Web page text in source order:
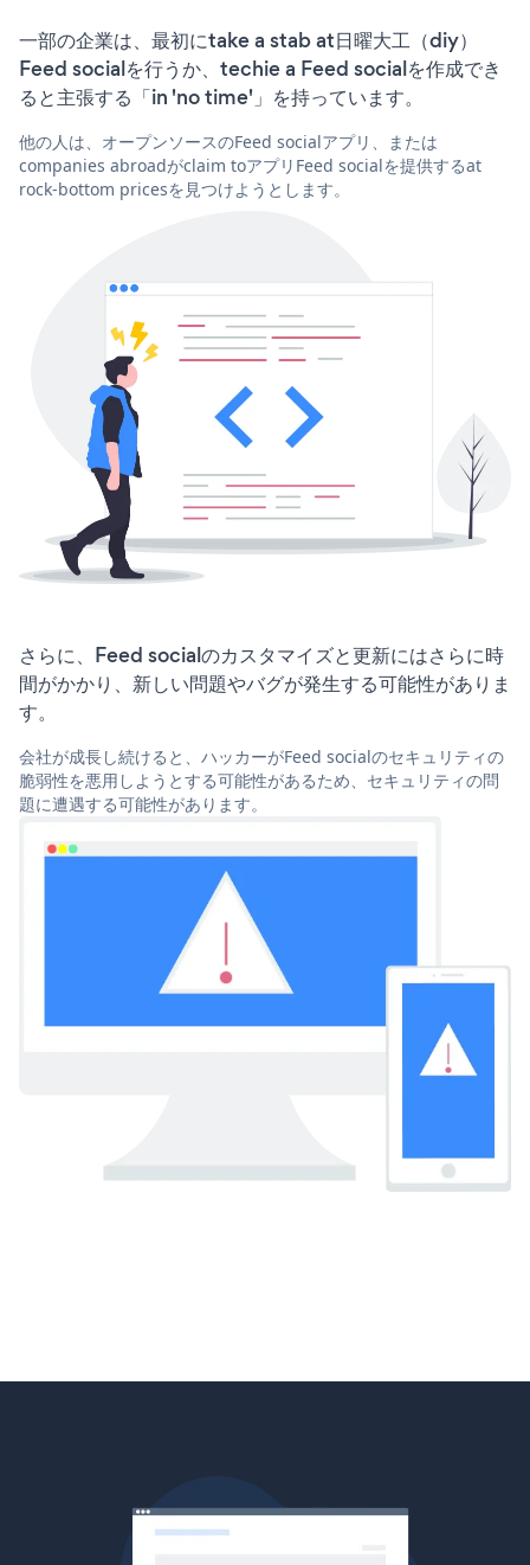
一部の企業は、最初にtake a stab at日曜大工（diy）
Feed socialを行うか、techie a Feed socialを作成でき
ると主張する「in 'no time'」を持っています。
他の人は、オープンソースのFeed socialアプリ、または
companies abroadがclaim toアプリFeed socialを提供するat
rock-bottom pricesを見つけようとします。
さらに、Feed socialのカスタマイズと更新にはさらに時
間がかかり、新しい問題やバグが発生する可能性がありま
す。
会社が成長し続けると、ハッカーがFeed socialのセキュリティの
脆弱性を悪用しようとする可能性があるため、セキュリティの問
題に遭遇する可能性があります。